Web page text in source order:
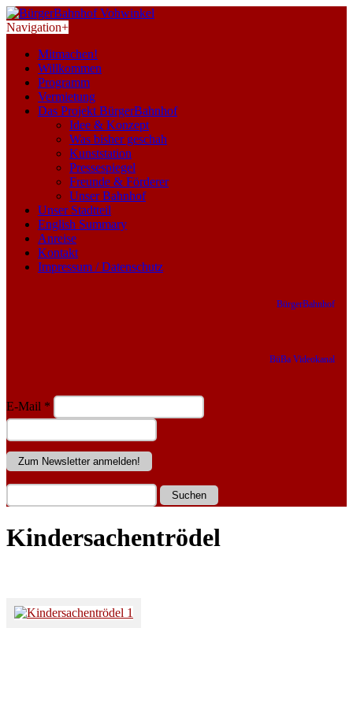
Navigation+
Mitmachen!
Willkommen
Programm
Vermietung
Das Projekt BürgerBahnhof
Idee & Konzept
Was bisher geschah
Kunststation
Pressespiegel
Freunde & Förderer
Unser Bahnhof
Unser Stadtteil
English Summary
Anreise
Kontakt
Impressum / Datenschutz
BürgerBahnhof
BüBa Videokanal
E-Mail *
Kindersachentrödel